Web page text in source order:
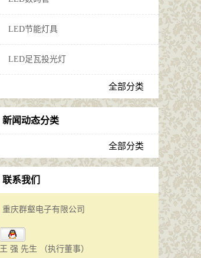
LED节能灯具
LED足瓦投光灯
全部分类
新闻动态分类
全部分类
联系我们
重庆群壑电子有限公司
王 强 先生 （执行董事）